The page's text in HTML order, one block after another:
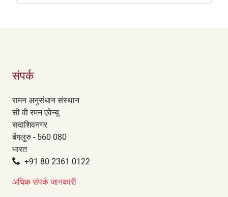
संपर्क
रामन अनुसंधान संस्थान
सी वी रमन एवेन्यू
सदाशिवनगर
बेंगलुरु - 560 080
भारत
+91 80 2361 0122
अधिक संपर्क जानकारी